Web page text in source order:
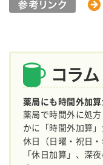
薬局にも時間外加算
薬局で時間外に処
かに「時間外加算
休日（日曜・祝日
「休日加算」、深